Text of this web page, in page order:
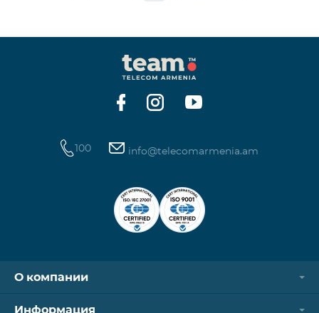
100 info@telecomarmenia.am
О компании
Информация